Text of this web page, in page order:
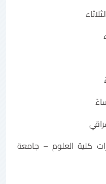
كلية العلوم – جامعة